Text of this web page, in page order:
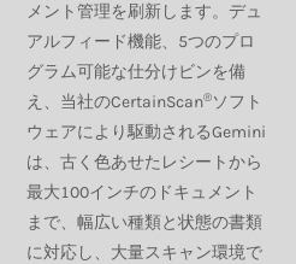
メント管理を刷新します。デュ
アルフィード機能、5つのプロ
グラム可能な仕分けビンを備
え、当社のCertainScan®ソフト
ウェアにより駆動されるGemini
は、古く色あせたレシートから
最大100インチのドキュメント
まで、幅広い種類と状態の書類
に対応し、大量スキャン環境で